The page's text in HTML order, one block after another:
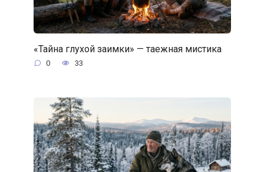
«Тайна глухой заимки» — таежная мистика
0 33